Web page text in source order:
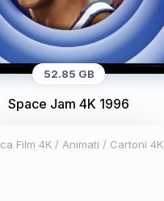
52.85 GB
Space Jam 4K 1996
Film 4K / Animati / Cartoni 4K